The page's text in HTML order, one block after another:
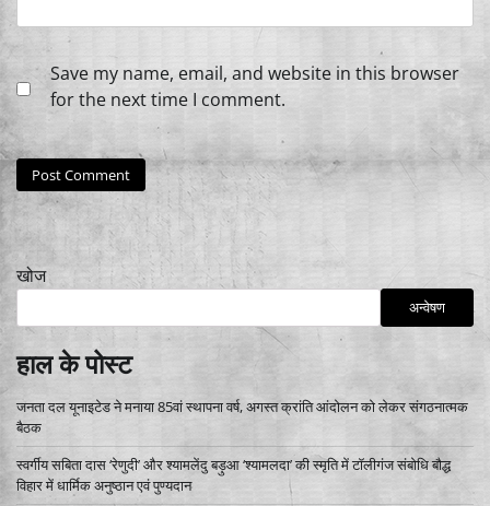
Save my name, email, and website in this browser
for the next time I comment.
खोज
अन्वेषण
हाल के पोस्ट
जनता दल यूनाइटेड ने मनाया 85वां स्थापना वर्ष, अगस्त क्रांति आंदोलन को लेकर संगठनात्मक
बैठक
स्वर्गीय सबिता दास ‘रेणुदी’ और श्यामलेंदु बड़ुआ ‘श्यामलदा’ की स्मृति में टॉलीगंज संबोधि बौद्ध
विहार में धार्मिक अनुष्ठान एवं पुण्यदान